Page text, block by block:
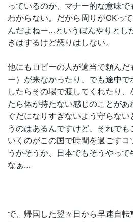
っているのか、マナー的な意味で
わからない。だから周りがOKっ
んだよねー…というぼんやりとし
きはするけど怒りはしない。
他にもロビーの人が適当で頼ん
ー）が来なかったり、でも途中
したらその場で渡してくれたり
たら体が持たない感じのことが
ぐだになりすぎないよう守らな
うのはあるんですけど、それで
いくのがこの国で時間を過ごす
うかそうか、日本でもそうやっ
なぁ…
で、帰国した翌々日から早速自